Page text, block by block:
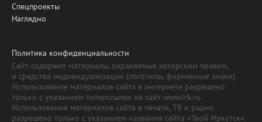
Спецпроекты
Наглядно
Политика конфиденциальности
Сайт содержит материалы, охраняемые авторским правом,
и средства индивидуализации (логотипы, фирменные знаки).
Использование материалов сайта в интернете разрешено
только с указанием гиперссылки на сайт www.irk.ru.
Использование материалов сайта в печати, ТВ и радио
разрешено только с указанием названия сайта «Твой Иркутск».